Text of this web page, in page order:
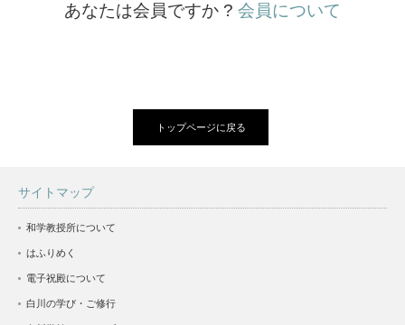
あなたは会員ですか ? 会員について
トップページに戻る
サイトマップ
和学教授所について
はふりめく
電子祝殿について
白川の学び・ご修行